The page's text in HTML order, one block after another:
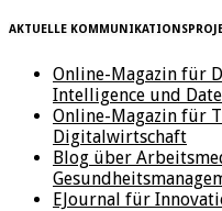
AKTUELLE
Online-Magazin für
Intelligence und
Online-Magazin für
Digitalwirtschaft
Blog über
EJournal für